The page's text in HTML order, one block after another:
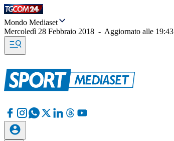
Mondo Mediaset
Mercoledì 28 Febbraio 2018 - Aggiornato alle 19:43